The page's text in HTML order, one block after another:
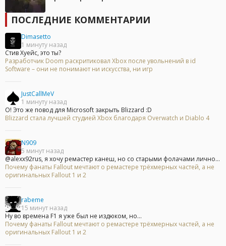
ПОСЛЕДНИЕ КОММЕНТАРИИ
Dimasetto
1 минуту назад
Стив Хуейс, это ты?
Разработчик Doom раскритиковал Xbox после увольнений в id
Software – они не понимают ни искусства, ни игр
JustCallMeV
1 минуту назад
О! Это же повод для Microsoft закрыть Blizzard :D
Blizzard стала лучшей студией Xbox благодаря Overwatch и Diablo 4
N909
5 минут назад
@alexx92rus, я хочу ремастер канеш, но со старыми фолачами лично...
Почему фанаты Fallout мечтают о ремастере трёхмерных частей, а не
оригинальных Fallout 1 и 2
rabeme
15 минут назад
Ну во времена F1 я уже был не издюком, но...
Почему фанаты Fallout мечтают о ремастере трёхмерных частей, а не
оригинальных Fallout 1 и 2